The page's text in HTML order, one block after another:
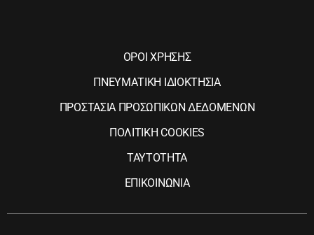
ΟΡΟΙ ΧΡΗΣΗΣ
ΠΝΕΥΜΑΤΙΚΗ ΙΔΙΟΚΤΗΣΙΑ
ΠΡΟΣΤΑΣΙΑ ΠΡΟΣΩΠΙΚΩΝ ΔΕΔΟΜΕΝΩΝ
ΠΟΛΙΤΙΚΗ COOKIES
ΤΑΥΤΟΤΗΤΑ
ΕΠΙΚΟΙΝΩΝΙΑ